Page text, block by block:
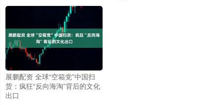
展鹏配资 全球“空箱党”中国扫
货：疯狂“反向海淘”背后的文化
出口